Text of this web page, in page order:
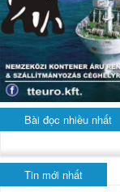
Bài đọc nhiều nhất
Tin mới nhất